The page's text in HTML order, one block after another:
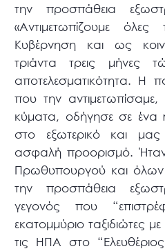
την προσπάθεια
«Αντιμετωπίζουμε
Κυβέρνηση και ως
τριάντα τρεις μήνες
αποτελεσματικότητα. Η
που την
κύματα, οδήγησε σε
στο εξωτερικό και
ασφαλή προορισμό. Ήταν
Πρωθυπουργού και
την προσπάθεια
γεγονός που
εκατομμύριο ταξιδιώτες
τις ΗΠΑ στο